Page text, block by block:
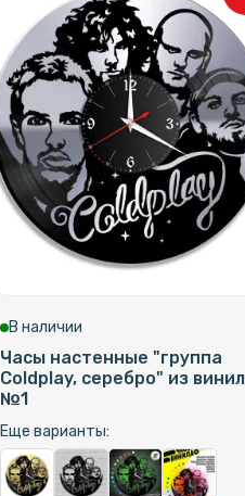
В наличии
Часы настенные "группа
Coldplay, серебро" из
№1
Еще варианты: